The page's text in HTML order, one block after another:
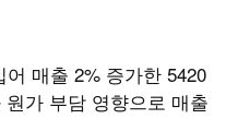
어 매출 2% 증가한 5420
가 부담 영향으로 매출